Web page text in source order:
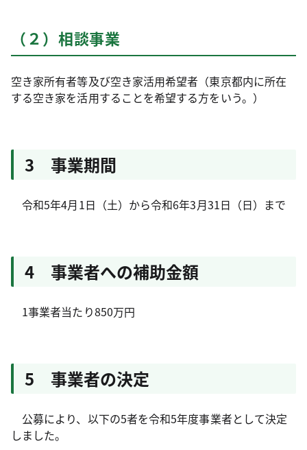
（２）相談事業
空き家所有者等及び空き家活用希望者（東京都内に所在
する空き家を活用することを希望する方をいう。）
3 事業期間
令和5年4月1日（土）から令和6年3月31日（日）まで
4 事業者への補助金額
1事業者当たり850万円
5 事業者の決定
公募により、以下の5者を令和5年度事業者として決定
しました。